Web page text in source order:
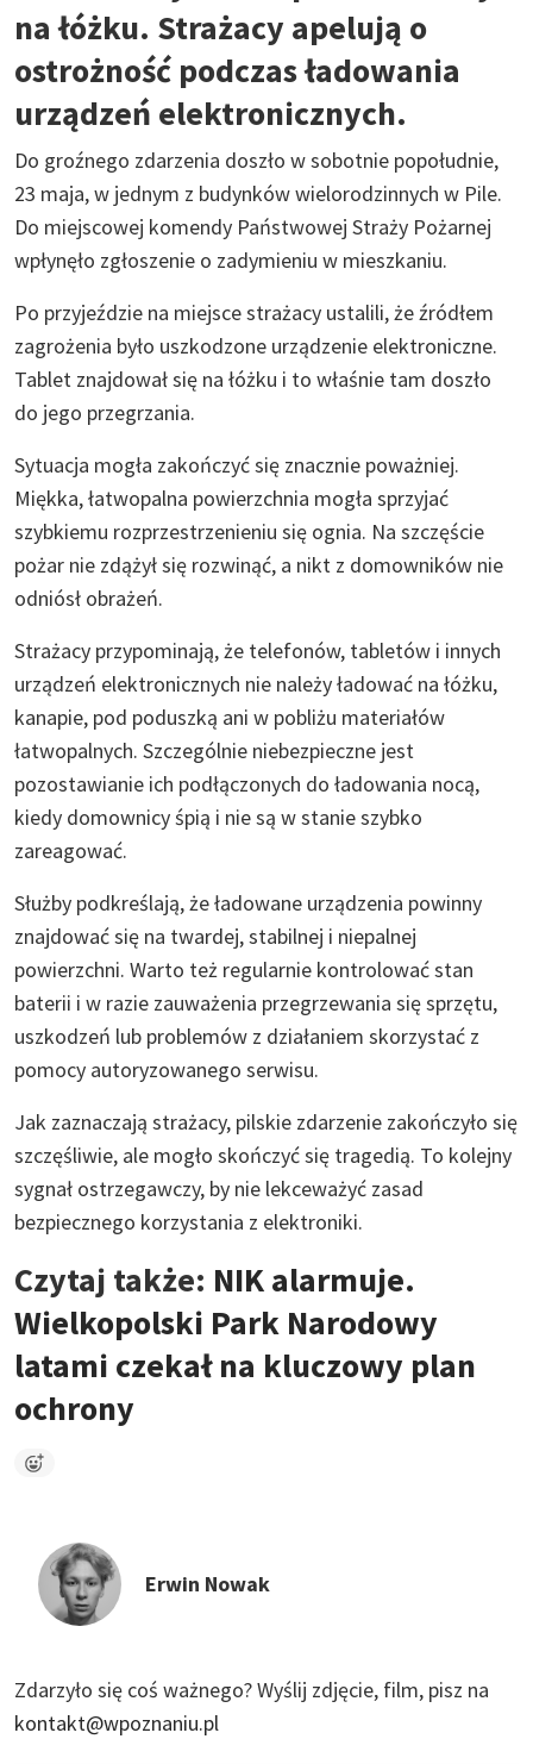
na łóżku. Strażacy apelują o
ostrożność podczas ładowania
urządzeń elektronicznych.
Do groźnego zdarzenia doszło w sobotnie popołudnie,
23 maja, w jednym z budynków wielorodzinnych w Pile.
Do miejscowej komendy Państwowej Straży Pożarnej
wpłynęło zgłoszenie o zadymieniu w mieszkaniu.
Po przyjeździe na miejsce strażacy ustalili, że źródłem
zagrożenia było uszkodzone urządzenie elektroniczne.
Tablet znajdował się na łóżku i to właśnie tam doszło
do jego przegrzania.
Sytuacja mogła zakończyć się znacznie poważniej.
Miękka, łatwopalna powierzchnia mogła sprzyjać
szybkiemu rozprzestrzenieniu się ognia. Na szczęście
pożar nie zdążył się rozwinąć, a nikt z domowników nie
odniósł obrażeń.
Strażacy przypominają, że telefonów, tabletów i innych
urządzeń elektronicznych nie należy ładować na łóżku,
kanapie, pod poduszką ani w pobliżu materiałów
łatwopalnych. Szczególnie niebezpieczne jest
pozostawianie ich podłączonych do ładowania nocą,
kiedy domownicy śpią i nie są w stanie szybko
zareagować.
Służby podkreślają, że ładowane urządzenia powinny
znajdować się na twardej, stabilnej i niepalnej
powierzchni. Warto też regularnie kontrolować stan
baterii i w razie zauważenia przegrzewania się sprzętu,
uszkodzeń lub problemów z działaniem skorzystać z
pomocy autoryzowanego serwisu.
Jak zaznaczają strażacy, pilskie zdarzenie zakończyło się
szczęśliwie, ale mogło skończyć się tragedią. To kolejny
sygnał ostrzegawczy, by nie lekceważyć zasad
bezpiecznego korzystania z elektroniki.
Czytaj także: NIK alarmuje.
Wielkopolski Park Narodowy
latami czekał na kluczowy plan
ochrony
Erwin Nowak
Zdarzyło się coś ważnego?Wyślij zdjęcie, film, pisz na
kontakt@wpoznaniu.pl